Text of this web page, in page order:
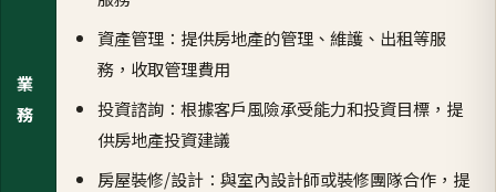
業
務
資產管理：提供房地產的管理、維護、出租等服
務，收取管理費用
投資諮詢：根據客戶風險承受能力和投資目標，提
供房地產投資建議
房屋裝修/設計：與室內設計師或裝修團隊合作，提